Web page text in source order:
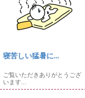
寝苦しい猛暑に...
ご覧いただきありがとうござ
います...